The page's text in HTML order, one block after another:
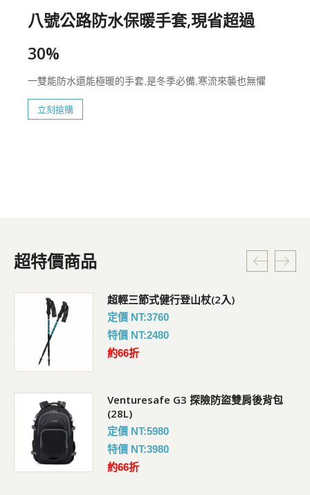
八號公路防水保暖手套,現省超過
30%
一雙能防水還能極暖的手套,是冬季必備,寒流來襲也無懼
立刻搶購
超特價商品
超輕三節式健行登山杖(2入)
定價 NT:3760
特價 NT:2480
約66折
Venturesafe G3 探險防盜雙肩後背包
(28L)
定價 NT:5980
特價 NT:3980
約66折